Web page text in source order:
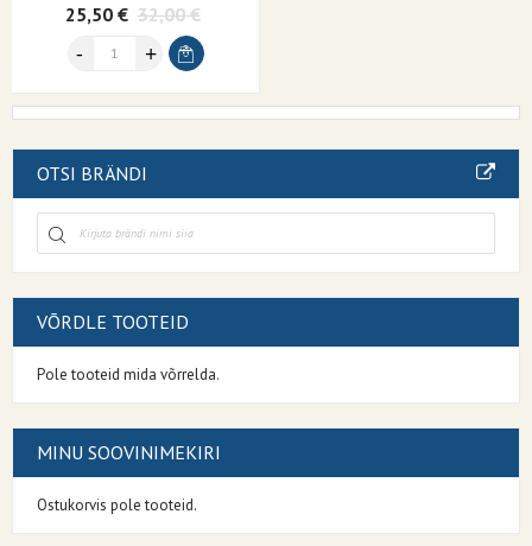
25,50 € 32,00 €
OTSI BRÄNDI
VÕRDLE TOOTEID
Pole tooteid mida võrrelda.
MINU SOOVINIMEKIRI
Ostukorvis pole tooteid.